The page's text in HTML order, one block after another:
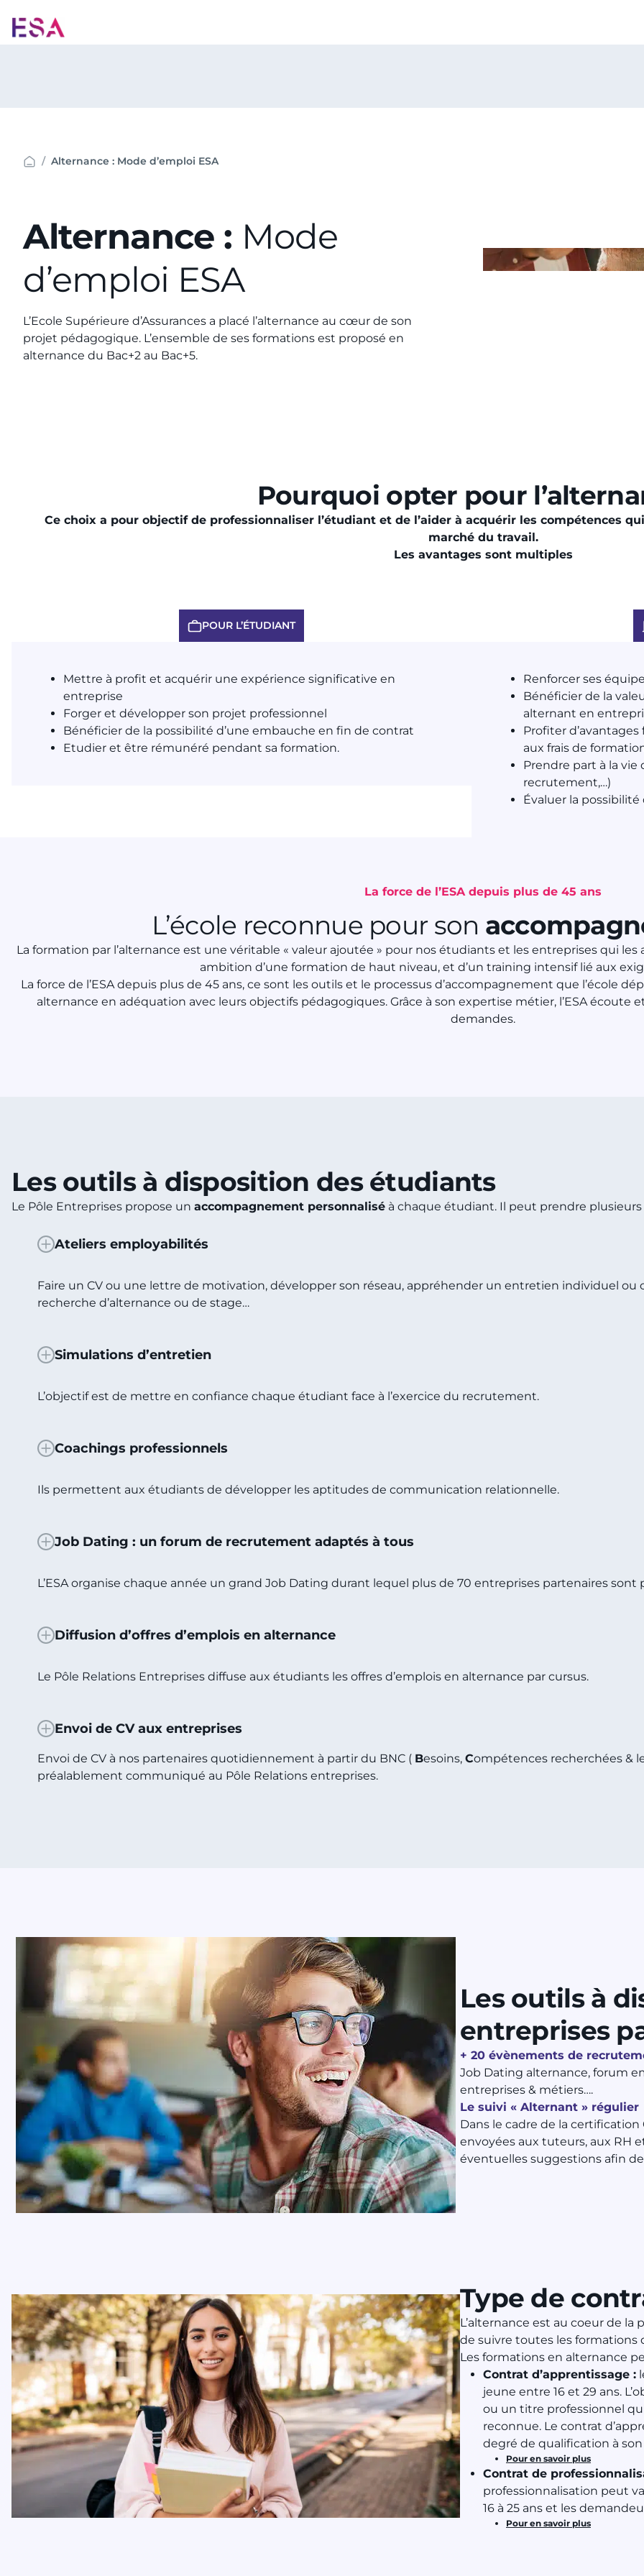
au
contenu
Alternance : Mode d’emploi ESA
Alternance : Mode
d’emploi ESA
L’Ecole Supérieure d’Assurances a placé l’alternance au cœur de son
projet pédagogique. L’ensemble de ses formations est proposé en
alternance du Bac+2 au Bac+5.
Pourquoi opter pour
Ce choix a pour objectif de professionnaliser l’étudiant et de l’aider à acquérir les compétences
marché du travail.
Les avantages sont multiples
POUR L’ÉTUDIANT
Mettre à profit et acquérir une expérience significative en
entreprise
Forger et développer son projet professionnel
Bénéficier de la possibilité d’une embauche en fin de contrat
Etudier et être rémunéré pendant sa formation.
Renforcer ses
Bénéficier de la
alternant en
Profiter
aux frais de
Prendre part à la vie
recrutement,…)
Évaluer la
La force de l’ESA depuis plus de 45 ans
L’école reconnue pour son
La formation par l’alternance est une véritable « valeur ajoutée » pour nos étudiants et les entreprises qui
ambition d’une formation de haut niveau, et d’un training intensif lié aux
La force de l’ESA depuis plus de 45 ans, ce sont les outils et le processus d’accompagnement que l’école
alternance en adéquation avec leurs objectifs pédagogiques. Grâce à son expertise métier, l’ESA
demandes.
Les outils à disposition des étudiants
Le Pôle Entreprises propose un accompagnement personnalisé à chaque étudiant. Il peut prendre
Ateliers employabilités
Faire un CV ou une lettre de motivation, développer son réseau, appréhender un entretien individuel
recherche d’alternance ou de stage…
Simulations d’entretien
L’objectif est de mettre en confiance chaque étudiant face à l’exercice du recrutement.
Coachings professionnels
Ils permettent aux étudiants de développer les aptitudes de communication relationnelle.
Job Dating : un forum de recrutement adaptés à tous
L’ESA organise chaque année un grand Job Dating durant lequel plus de 70 entreprises partenaires sont
Diffusion d’offres d’emplois en alternance
Le Pôle Relations Entreprises diffuse aux étudiants les offres d’emplois en alternance par cursus.
Envoi de CV aux entreprises
Envoi de CV à nos partenaires quotidiennement à partir du BNC ( Besoins, Compétences recherchées &
préalablement communiqué au Pôle Relations entreprises.
Les outils à
entreprises
+ 20 évènements de
Job Dating alternance, forum
entreprises & métiers….
Le suivi « Alternant » régulier
Dans le cadre de la
envoyées aux tuteurs, aux RH
éventuelles suggestions afin
Type de
L’alternance est au coeur de
de suivre toutes les formations
Les formations en alternance
Contrat d’apprentissage :
jeune entre 16 et 29 ans.
ou un titre professionnel
reconnue. Le contrat
degré de qualification à
Pour en savoir plus
Contrat de
professionnalisation peut
16 à 25 ans et les
Pour en savoir plus